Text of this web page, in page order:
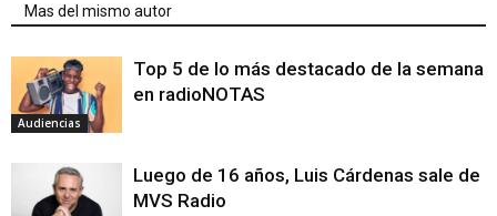
Mas del mismo autor
Audiencias
Top 5 de lo más destacado de la semana
en radioNOTAS
Luego de 16 años, Luis Cárdenas sale de
MVS Radio